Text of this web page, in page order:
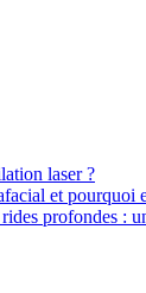
laser ?
et pourquoi
profondes :